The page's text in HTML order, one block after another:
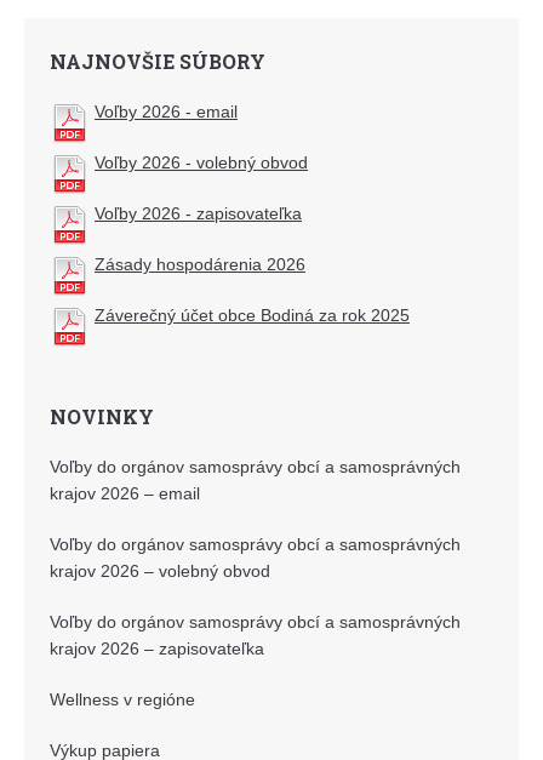
NAJNOVŠIE SÚBORY
Voľby 2026 - email
Voľby 2026 - volebný obvod
Voľby 2026 - zapisovateľka
Zásady hospodárenia 2026
Záverečný účet obce Bodiná za rok 2025
NOVINKY
Voľby do orgánov samosprávy obcí a samosprávných
krajov 2026 – email
Voľby do orgánov samosprávy obcí a samosprávných
krajov 2026 – volebný obvod
Voľby do orgánov samosprávy obcí a samosprávných
krajov 2026 – zapisovateľka
Wellness v regióne
Výkup papiera